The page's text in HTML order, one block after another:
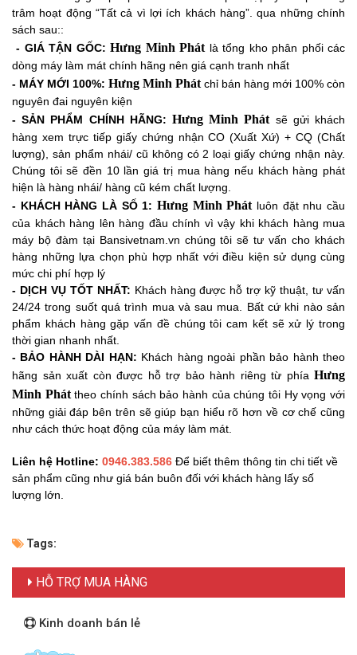
trâm hoạt động “Tất cả vì lợi ích khách hàng”. qua những chính
sách sau::
- GIÁ TẬN GỐC: Hưng Minh Phát là tổng kho phân phối các
dòng máy làm mát chính hãng nên giá cạnh tranh nhất
- MÁY MỚI 100%: Hưng Minh Phát chỉ bán hàng mới 100% còn
nguyên đai nguyên kiện
-SẢN PHẨM CHÍNH HÃNG: Hưng Minh Phát sẽ gửi khách
hàng xem trực tiếp giấy chứng nhận CO (Xuất Xứ) + CQ (Chất
lượng), sản phẩm nhái/ cũ không có 2 loại giấy chứng nhận này.
Chúng tôi sẽ đền 10 lần giá trị mua hàng nếu khách hàng phát
hiện là hàng nhái/ hàng cũ kém chất lượng.
- KHÁCH HÀNG LÀ SỐ 1: Hưng Minh Phát luôn đặt nhu cầu
của khách hàng lên hàng đầu chính vì vậy khi khách hàng mua
máy bộ đàm tại Bansivetnam.vn chúng tôi sẽ tư vấn cho khách
hàng những lựa chọn phù hợp nhất với điều kiện sử dụng cùng
mức chi phí hợp lý
- DỊCH VỤ TỐT NHẤT: Khách hàng được hỗ trợ kỹ thuật, tư vấn
24/24 trong suốt quá trình mua và sau mua. Bất cứ khi nào sản
phẩm khách hàng gặp vấn đề chúng tôi cam kết sẽ xử lý trong
thời gian nhanh nhất.
- BẢO HÀNH DÀI HẠN: Khách hàng ngoài phần bảo hành theo
hãng sản xuất còn được hỗ trợ bảo hành riêng từ phía Hưng
Minh Pháttheochính sách bảo hành của chúng tôi Hy vọng với
những giải đáp bên trên sẽ giúp bạn hiểu rõ hơn về cơ chế cũng
như cách thức hoạt động của máy làm mát.
Liên hệ Hotline: 0946.383.586 Để biết thêm thông tin chi tiết về
sản phẩm cũng như giá bán buôn đối với khách hàng lấy số
lượng lớn.
Tags:
HỖ TRỢ MUA HÀNG
Kinh doanh bán lẻ